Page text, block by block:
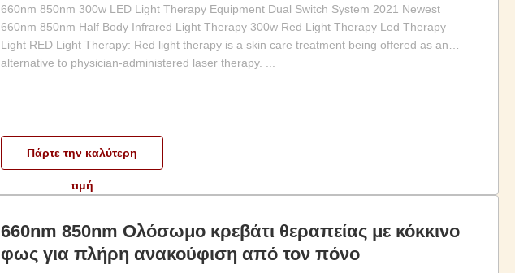
660nm 850nm 300w LED Light Therapy Equipment Dual Switch System 2021 Newest
660nm 850nm Half Body Infrared Light Therapy 300w Red Light Therapy Led Therapy
Light RED Light Therapy: Red light therapy is a skin care treatment being offered as an
alternative to physician-administered laser therapy. ...
Πάρτε την καλύτερη
τιμή
660nm 850nm Ολόσωμο κρεβάτι θεραπείας με κόκκινο
φως για πλήρη ανακούφιση από τον πόνο